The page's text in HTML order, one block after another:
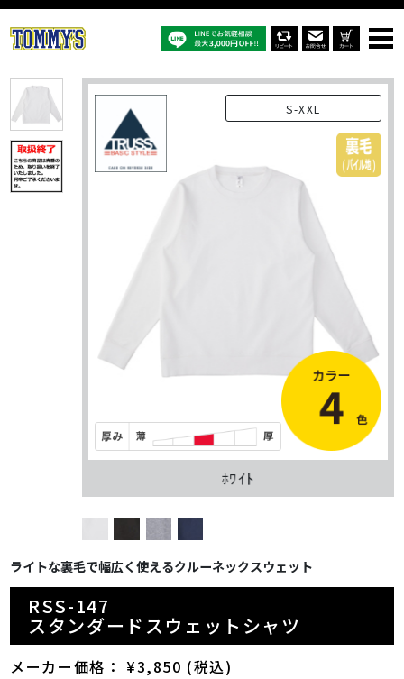
オリジナルスウェット・トレーナー
RSS-147：スタンダードスウェットシャツ
S-XXL
ﾎﾜｲﾄ
ライトな裏毛で幅広く使えるクルーネックスウェット
RSS-147
スタンダードスウェットシャツ
メーカー価格： ¥3,850 (税込)